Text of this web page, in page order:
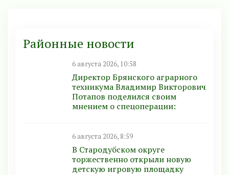
Районные новости
6 августа 2026, 10:58
Директор Брянского аграрного
техникума Владимир Викторович
Потапов поделился своим
мнением о спецоперации:
6 августа 2026, 8:59
В Стародубском округе
торжественно открыли новую
детскую игровую площадку